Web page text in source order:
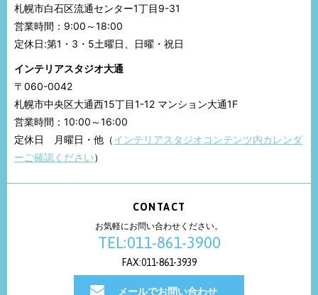
札幌市白石区流通センター1丁目9-31
営業時間：9:00～18:00
定休日:第1・3・5土曜日、日曜・祝日
インテリアスタジオ大通
〒060-0042
札幌市中央区大通西15丁目1-12 マンション大通1F
営業時間：10:00～16:00
定休日 月曜日・他（インテリアスタジオコンテンツ内カレンダ
ーご確認ください）
CONTACT
お気軽にお問い合わせください。
TEL:011-861-3900
FAX:011-861-3939
メールでお問い合わせ